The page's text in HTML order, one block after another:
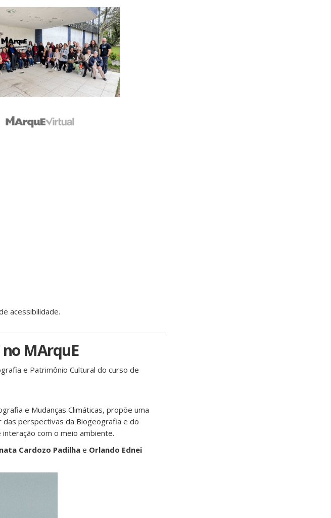
acessibilidade.
MArquE
e Patrimônio Cultural do curso de
e Mudanças Climáticas, propõe uma
perspectivas da Biogeografia e do
com o meio ambiente.
Cardozo Padilha e Orlando Ednei